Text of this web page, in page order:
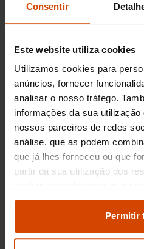
Consentir
Este website utiliza cookies
Utilizamos cookies para
anúncios, fornecer
analisar o nosso tráfego.
informações da sua
nossos parceiros de redes
análise, que as podem
que já lhes forneceu ou que
partir da sua utilização dos
Pode modificar as suas
definições de
definições e saber mais na
Permitir
mas acompanhada de
pode ser um fator de
elevada, refletindo a
premium da marca. O
asseguram que a
mercado de segunda
mantendo uma boa
comprador é geralmente
carro que represente um
Encontre o
Mercedes Benz Classe
configurações e anos de